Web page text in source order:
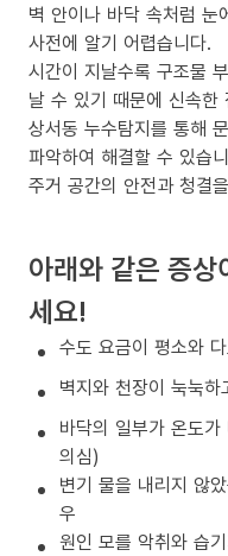
벽 안이나 바닥 속처럼 눈
사전에 알기 어렵습니다.
시간이 지날수록 구조물
날 수 있기 때문에 신속한
상서동 누수탐지를 통해
파악하여 해결할 수 있습
주거 공간의 안전과 청결
아래와 같은 증
세요!
수도 요금이 평소와
벽지와 천장이 눅눅
바닥의 일부가 온도
의심)
변기 물을 내리지 않
우
원인 모를 악취와 습